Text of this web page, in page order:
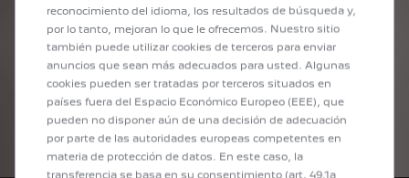
VER OFERTAS
reconocimiento del idioma, los resultados de búsqueda y,
por lo tanto, mejoran lo que le ofrecemos. Nuestro sitio
también puede utilizar cookies de terceros para enviar
anuncios que sean más adecuados para usted. Algunas
cookies pueden ser tratadas por terceros situados en
países fuera del Espacio Económico Europeo (EEE), que
pueden no disponer aún de una decisión de adecuación
por parte de las autoridades europeas competentes en
materia de protección de datos. En este caso, la
transferencia se basa en su consentimiento (art. 49.1a